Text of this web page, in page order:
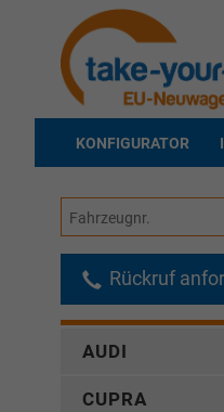
KONFIGURATOR
Fahrzeugnr.
Rückruf
AUDI
CUPRA